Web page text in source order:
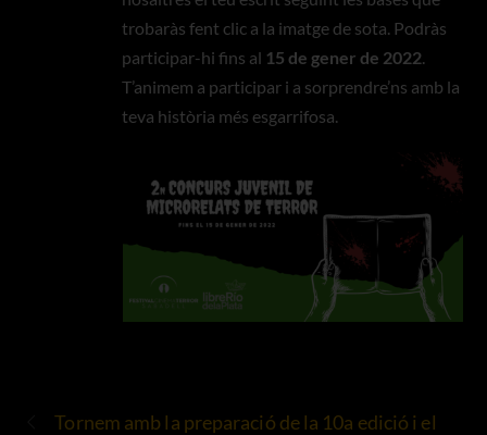
trobaràs fent clic a la imatge de sota. Podràs
participar-hi fins al 15 de gener de 2022.
T’animem a participar i a sorprendre’ns amb la
teva història més esgarrifosa.
Tornem amb la preparació de la 10a edició i el